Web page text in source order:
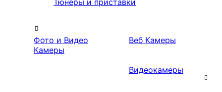
Тюнеры и приставки
Фото и Видео
Камеры
Веб Камеры
Видеокамеры